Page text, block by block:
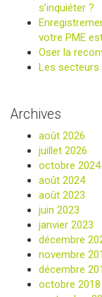
s’inquiéter ?
votre PME
Oser la
Les secteurs
Archives
août 2026
juillet 2026
octobre 2024
août 2024
août 2023
juin 2023
janvier 2023
décembre
novembre
décembre
octobre 2018